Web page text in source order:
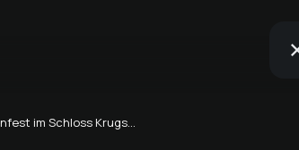
Tomatenfest im Schloss Krugsdorf